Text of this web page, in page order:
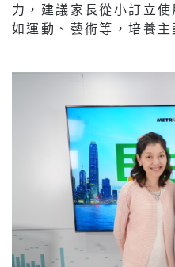
力，建議家長從小訂立
如運動、藝術等，培養主